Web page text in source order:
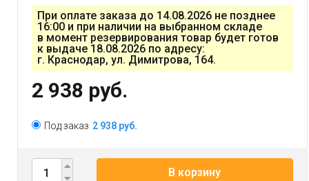
При оплате заказа до 14.08.2026 не позднее
16:00 и при наличии на выбранном складе
в момент резервирования товар будет готов
к выдаче 18.08.2026 по адресу:
г. Краснодар, ул. Димитрова, 164.
2 938 руб.
Под заказ 2 938 руб.
В корзину